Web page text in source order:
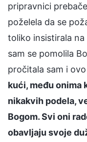
pripravnici
poželela da se
toliko insistirala
sam se pomolila
pročitala sam i
kući, među onima
nikakvih podela,
Bogom. Svi oni
obavljaju svoje